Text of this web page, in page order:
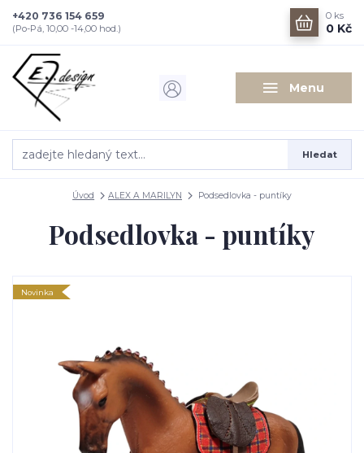
Menu
Hledat
+420 736 154 659
(Po-Pá, 10,00 -14,00 hod.)
0 ks
0 Kč
Úvod ALEX A MARILYN Podsedlovka - puntíky
Podsedlovka - puntíky
Novinka